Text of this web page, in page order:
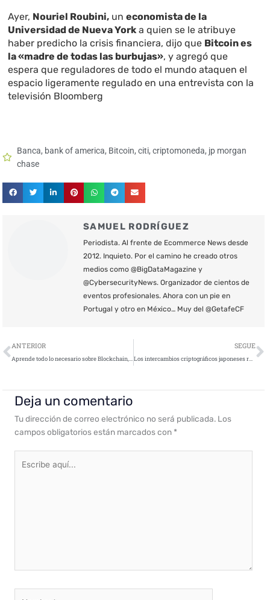
Ayer, Nouriel Roubini, uneconomista de la
Universidad de Nueva York a quien se le atribuye
haber predicho la crisis financiera, dijo que Bitcoin es
la «madre de todas las burbujas», y agregó que
espera que reguladores de todo el mundo ataquen el
espacio ligeramente regulado en una entrevista con la
televisión Bloomberg
Banca, bank of america, Bitcoin,citi,criptomoneda, jp morgan
chase
SAMUEL RODRÍGUEZ
Periodista. Al frente de Ecommerce News desde
2012. Inquieto. Por el camino he creado otros
medios como @BigDataMagazine y
@CybersecurityNews. Organizador de cientos de
eventos profesionales. Ahora con un pie en
Portugal y otro en México… Muy del @GetafeCF
Ant
ANTERIOR
Aprende todo lo necesario sobre Blockchain, el pilar de los Bitcoins
SEGUE
Los intercambios criptográficos japoneses refuerzan la regulación propia
Deja un comentario
Tu dirección de correo electrónico no será publicada. Los
campos obligatorios están marcados con *
aquí...